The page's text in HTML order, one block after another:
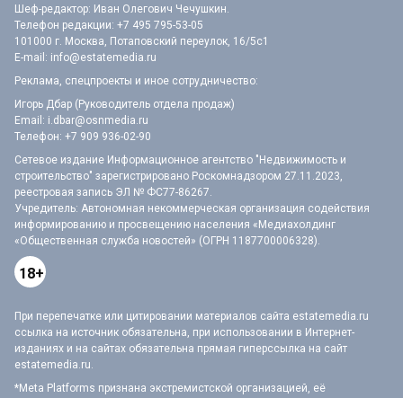
Шеф-редактор: Иван Олегович Чечушкин.
Телефон редакции: +7 495 795-53-05
101000 г. Москва, Потаповский переулок, 16/5с1
E-mail: info@estatemedia.ru
Реклама, спецпроекты и иное сотрудничество:
Игорь Дбар (Руководитель отдела продаж)
Email: i.dbar@osnmedia.ru
Телефон: +7 909 936-02-90
Сетевое издание Информационное агентство "Недвижимость и
строительство" зарегистрировано Роскомнадзором 27.11.2023,
реестровая запись ЭЛ № ФС77-86267.
Учредитель: Автономная некоммерческая организация содействия
информированию и просвещению населения «Медиахолдинг
«Общественная служба новостей» (ОГРН 1187700006328).
18+
При перепечатке или цитировании материалов сайта estatemedia.ru
ссылка на источник обязательна, при использовании в Интернет-
изданиях и на сайтах обязательна прямая гиперссылка на сайт
estatemedia.ru.
*Meta Platforms признана экстремистской организацией, её